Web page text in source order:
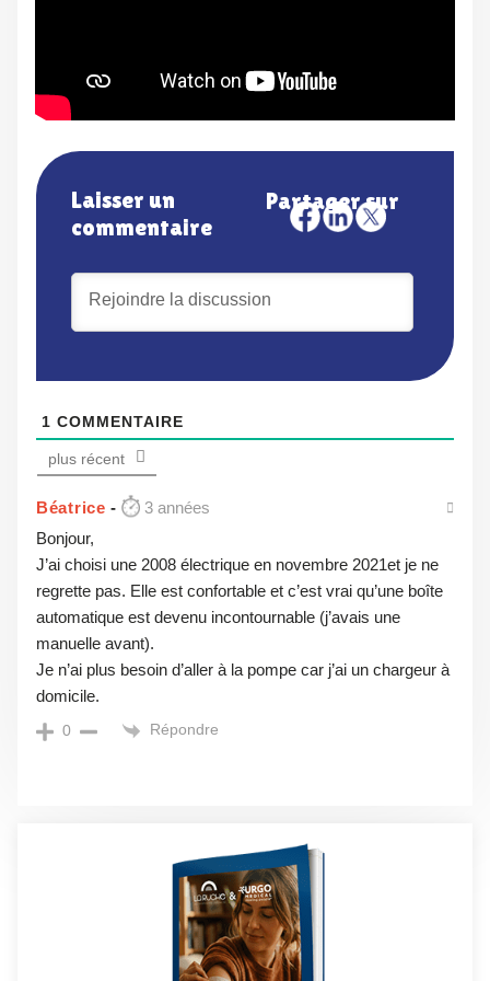
Laisser un
commentaire
Partager sur
1 COMMENTAIRE
plus récent
Béatrice
3 années
Bonjour,
J’ai choisi une 2008 électrique en novembre 2021et je ne
regrette pas. Elle est confortable et c’est vrai qu’une boîte
automatique est devenu incontournable (j’avais une
manuelle avant).
Je n’ai plus besoin d’aller à la pompe car j’ai un chargeur à
domicile.
0 Répondre